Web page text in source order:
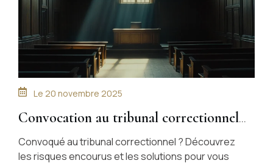
Le 20 novembre 2025
Convocation au tribunal correctionnel :
quels risques et solutions ?
Convoqué au tribunal correctionnel ? Découvrez
les risques encourus et les solutions pour vous